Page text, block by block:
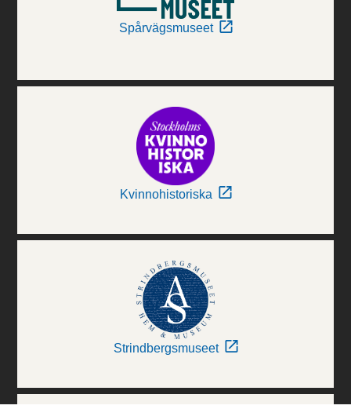
Spårvägsmuseet
Kvinnohistoriska
Strindbergsmuseet